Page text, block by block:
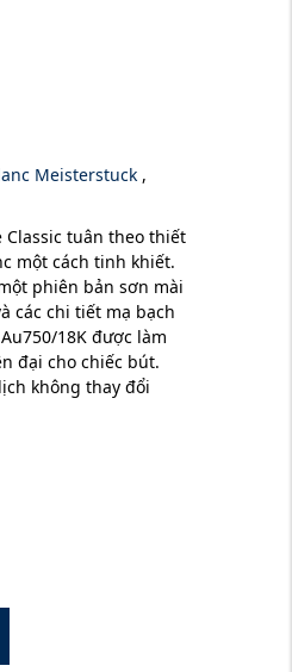
Meisterstuck ,
tuân theo thiết
một cách tinh khiết.
phiên bản sơn mài
các chi tiết mạ bạch
18K được làm
đại cho chiếc bút.
không thay đổi